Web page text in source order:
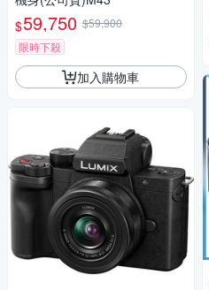
$59,750 $59,900
限時下殺
加入購物車